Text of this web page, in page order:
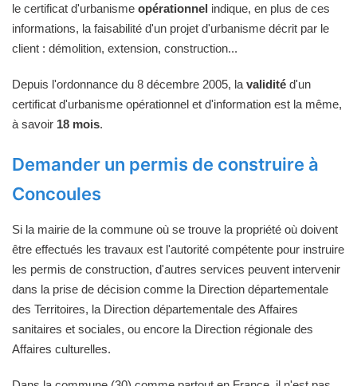
le certificat d'urbanisme opérationnel indique, en plus de ces
informations, la faisabilité d'un projet d'urbanisme décrit par le
client : démolition, extension, construction...
Depuis l'ordonnance du 8 décembre 2005, la validité d'un
certificat d'urbanisme opérationnel et d'information est la même,
à savoir 18 mois.
Demander un permis de construire à
Concoules
Si la mairie de la commune où se trouve la propriété où doivent
être effectués les travaux est l'autorité compétente pour instruire
les permis de construction, d'autres services peuvent intervenir
dans la prise de décision comme la Direction départementale
des Territoires, la Direction départementale des Affaires
sanitaires et sociales, ou encore la Direction régionale des
Affaires culturelles.